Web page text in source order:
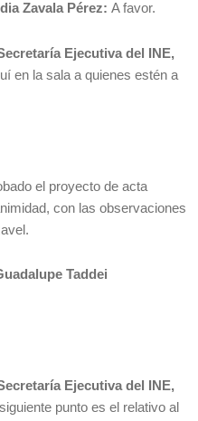
Zavala Pérez: A favor.
Ejecutiva del INE,
en la sala a quienes estén a
el proyecto de acta
con las observaciones
Taddei
Ejecutiva del INE,
punto es el relativo al